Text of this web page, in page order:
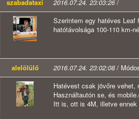
szabadataxi 2016.07.24. 23:03:26/
Szerintem egy hatéves
hatótávolsága 100-110 km-
alelölülő 2016.07.24. 23:02:08 /
Hatévest csak jövőre vehet,
Használtautón se, és
Itt is, ott is 4M, illetve ennek